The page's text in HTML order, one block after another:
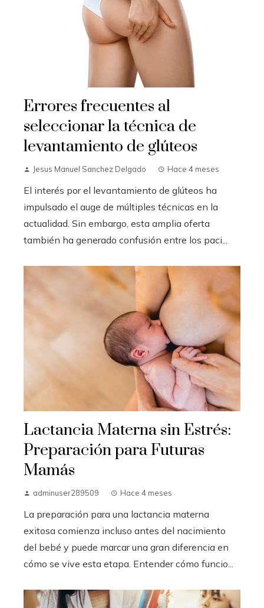
Errores frecuentes al
seleccionar la técnica de
levantamiento de glúteos
Jesus Manuel Sanchez Delgado Hace 4 meses
El interés por el levantamiento de glúteos ha
impulsado el auge de múltiples técnicas en la
actualidad. Sin embargo, esta amplia oferta
también ha generado confusión entre los paci...
Lactancia Materna sin Estrés:
Preparación para Futuras
Mamás
adminuser289509 Hace 4 meses
La preparación para una lactancia materna
exitosa comienza incluso antes del nacimiento
del bebé y puede marcar una gran diferencia en
cómo se vive esta etapa. Entender cómo funcio...